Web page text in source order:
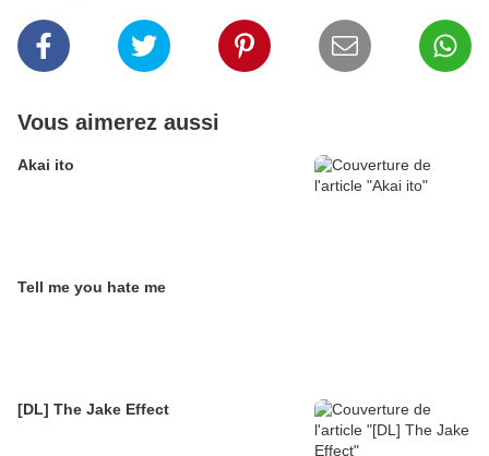
Vous aimerez aussi
Akai ito
Tell me you hate me
[DL] The Jake Effect